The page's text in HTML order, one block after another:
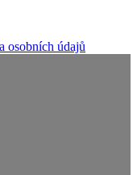
osobních údajů